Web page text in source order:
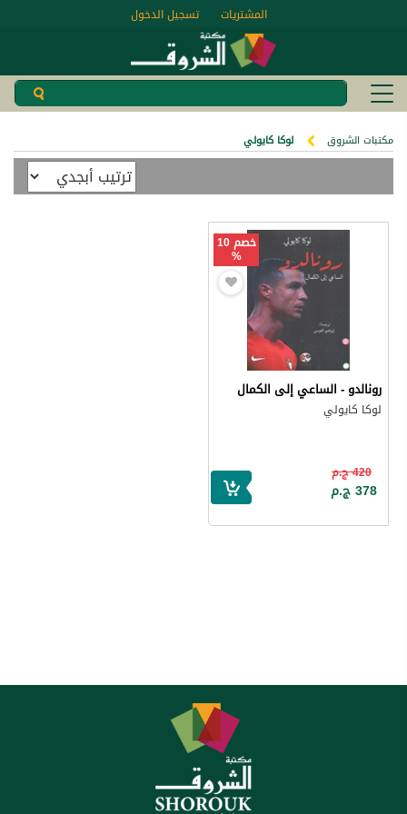
تسجيل الدخول المشتريات
مكتبات الشروق لوكا كايولي
خصم 10
%
رونالدو - الساعي إلى الكمال
لوكا كايولي
420 ج.م
378 ج.م